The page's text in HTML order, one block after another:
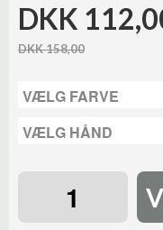
DKK
DKK 158,00